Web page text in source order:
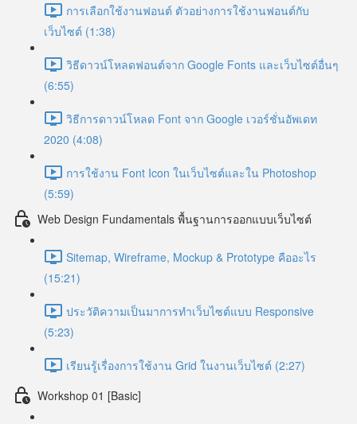
การเลือกใช้งานฟอนต์ ตัวอย่างการใช้งานฟอนต์กับ
เว็บไซต์ (1:38)
วิธีดาวน์โหลดฟอนต์จาก Google Fonts และเว็บไซต์อื่นๆ
(6:55)
วิธีการดาวน์โหลด Font จาก Google เวอร์ชั่นอัพเดท
2020 (4:08)
การใช้งาน Font Icon ในเว็บไซต์และใน Photoshop
(5:59)
Web Design Fundamentals พื้นฐานการออกแบบเว็บไซต์
Sitemap, Wireframe, Mockup & Prototype คืออะไร
(15:21)
ประวัติความเป็นมาการทำเว็บไซต์แบบ Responsive
(5:23)
เรียนรู้เรื่องการใช้งาน Grid ในงานเว็บไซต์ (2:27)
Workshop 01 [Basic]